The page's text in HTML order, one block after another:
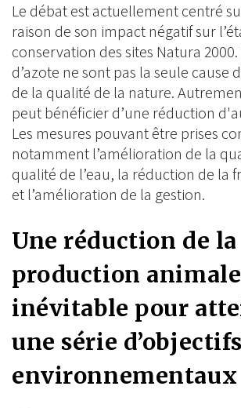
Le débat est actuellement centré
raison de son impact négatif sur
conservation des sites Natura
d’azote ne sont pas la seule cause
de la qualité de la nature.
peut bénéficier d’une réduction
Les mesures pouvant être prises
notamment l’amélioration de la
qualité de l’eau, la réduction de la
et l’amélioration de la gestion.
Une réduction de la
production
inévitable pour
une série d’objectifs
environnementaux